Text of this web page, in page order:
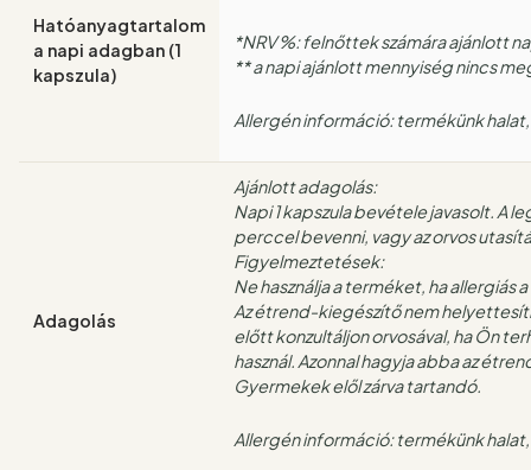
Hatóanyagtartalom
a napi adagban (1
kapszula)
*NRV %: felnőttek számára ajánlott
** a napi ajánlott mennyiség nincs
Allergén információ: termékünk
Adagolás
Ajánlott adagolás:
Napi 1 kapszula bevétele javasolt.
perccel bevenni, vagy az orvos
Figyelmeztetések:
Ne használja a terméket, ha
Az étrend-kiegészítő nem
előtt konzultáljon orvosával, ha Ön
használ. Azonnal hagyja abba az
Gyermekek elől zárva tartandó.
Allergén információ: termékünk